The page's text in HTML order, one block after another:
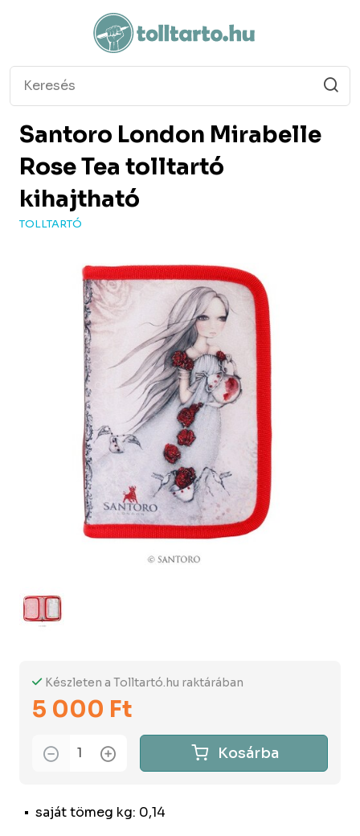
Santoro London Mirabelle
Rose Tea tolltartó
kihajtható
TOLLTARTÓ
saját tömeg kg: 0,14
Készleten a Tolltartó.hu raktárában
5 000 Ft
Kosárba